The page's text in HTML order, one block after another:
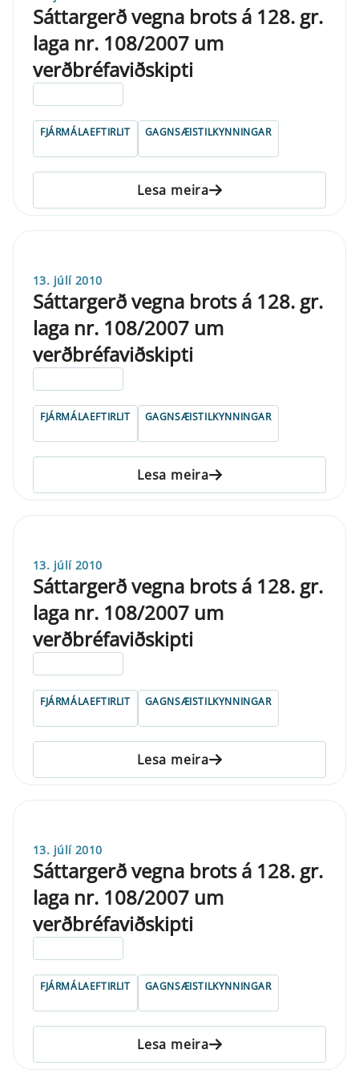
Sáttargerð vegna brots á 128. gr.
laga nr. 108/2007 um
verðbréfaviðskipti
FJÁRMÁLAEFTIRLIT GAGNSÆISTILKYNNINGAR
Lesa meira
13. júlí 2010
Sáttargerð vegna brots á 128. gr.
laga nr. 108/2007 um
verðbréfaviðskipti
FJÁRMÁLAEFTIRLIT GAGNSÆISTILKYNNINGAR
Lesa meira
13. júlí 2010
Sáttargerð vegna brots á 128. gr.
laga nr. 108/2007 um
verðbréfaviðskipti
FJÁRMÁLAEFTIRLIT GAGNSÆISTILKYNNINGAR
Lesa meira
13. júlí 2010
Sáttargerð vegna brots á 128. gr.
laga nr. 108/2007 um
verðbréfaviðskipti
FJÁRMÁLAEFTIRLIT GAGNSÆISTILKYNNINGAR
Lesa meira